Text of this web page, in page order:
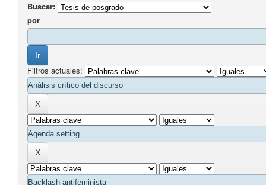
Buscar:
por
Filtros actuales: